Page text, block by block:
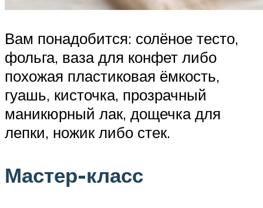
Вам понадобится: солёное тесто,
фольга, ваза для конфет либо
похожая пластиковая ёмкость,
гуашь, кисточка, прозрачный
маникюрный лак, дощечка для
лепки, ножик либо стек.
Мастер-класс